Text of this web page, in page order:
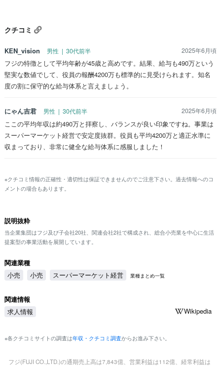
クチコミ
KEN_vision 男性 | 30代前半 2025年6月頃
フジの特徴として平均年齢が45歳と高めです。結果、給与も490万という
堅実な数値でして、役員の報酬4200万も標準的に見受けられます。知名
度の割に保守的な給与体系と言えましょう。
にゃん吉君 男性 | 30代前半 2025年6月頃
ここの平均年収は約490万と拝察し、バランスが良い印象ですね。事業は
スーパーマーケット経営で安定度抜群。役員も平均4200万と適正水準に
収まっており、非常に健全な給与体系に感服しました！
※クチコミ情報の正確性・適切性は保証できませんのでご注意下さい。過去情報へのコ
メントの場合もあります。
説明抜粋
当企業集団はフジ及び子会社20社、関連会社2社で構成され、総合小売業を中心に生活
提案型の事業活動を展開しています。
関連業種
小売
小売 スーパーマーケット経営 業種まとめ一覧
関連情報
求人情報
Wikipedia
※各クチコミサイトの調査は年収・クチコミ調査からお進み下さい。
フジ(FUJI CO.,LTD.)の通期売上高は7,843億、営業利益は112億、経常利益は